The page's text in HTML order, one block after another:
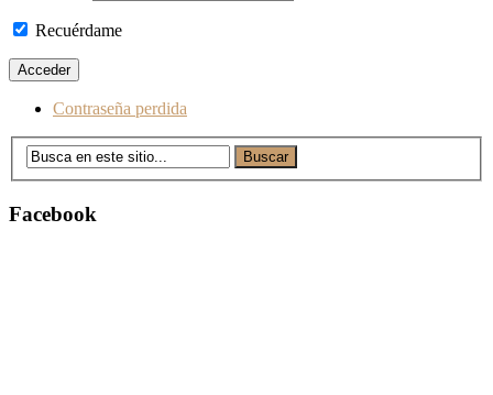
Recuérdame
Contraseña perdida
Facebook